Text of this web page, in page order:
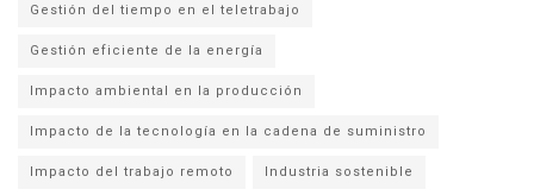
Gestión del tiempo en el teletrabajo
Gestión eficiente de la energía
Impacto ambiental en la producción
Impacto de la tecnología en la cadena de suministro
Impacto del trabajo remoto Industria sostenible